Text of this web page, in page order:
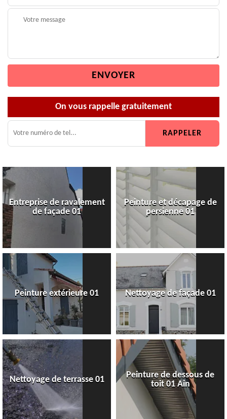
On vous rappelle gratuitement
Entreprise de ravalement
de façade 01
Peinture et décapage de
persienne 01
Peinture extérieure 01 Nettoyage de façade 01
Nettoyage de terrasse 01
Peinture de dessous de
toit 01 Ain